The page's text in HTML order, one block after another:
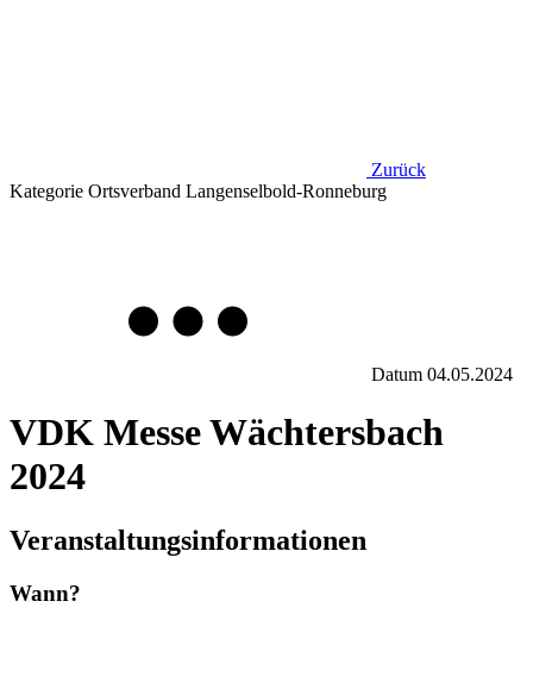
Zurück
Kategorie Ortsverband Langenselbold-Ronneburg
Datum 04.05.2024
VDK Messe Wächtersbach
2024
Veranstaltungsinformationen
Wann?